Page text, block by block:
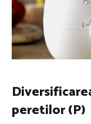
peretilor (P)